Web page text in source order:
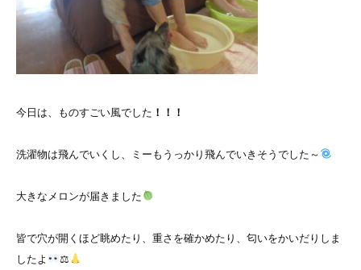
今日は、ものすごい風でした ！！！
洗濯物は飛んでいくし、ミーもうっかり飛んでいきそうでした～
大きなメロンが届きました
皆で穴が開くほど眺めたり、重さを確かめたり、匂いをかいだりしま
したよ
⚖